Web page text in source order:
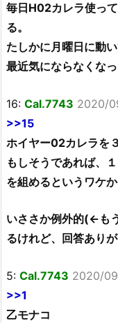
毎日H02カレラ使っ
る。
たしかに月曜日に動
最近気にならなくなっ
16: Cal.7743 2020/
>>15
ホイヤー02カレラを
もしそうであれば、
を組めるというワケか
いささか例外的(←も
るけれど、回答ありが
5: Cal.7743 2020/
>>1
乙モナコ